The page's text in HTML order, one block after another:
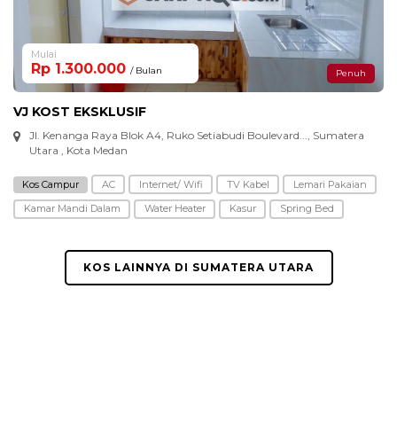
Mulai
Rp 1.300.000 / Bulan Penuh
VJ KOST EKSKLUSIF
Jl. Kenanga Raya Blok A4, Ruko Setiabudi Boulevard..., Sumatera
Utara , Kota Medan
Kos Campur AC Internet/ Wifi TV Kabel
Lemari Pakaian
Kamar Mandi Dalam
Water Heater Kasur Spring Bed
KOS LAINNYA DI SUMATERA UTARA